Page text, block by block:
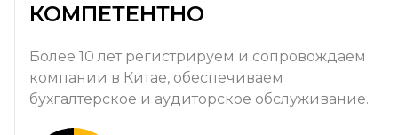
КОМПЕТЕНТНО
Более 10 лет регистрируем и сопровождаем
компании в Китае, обеспечиваем
бухгалтерское и аудиторское обслуживание.